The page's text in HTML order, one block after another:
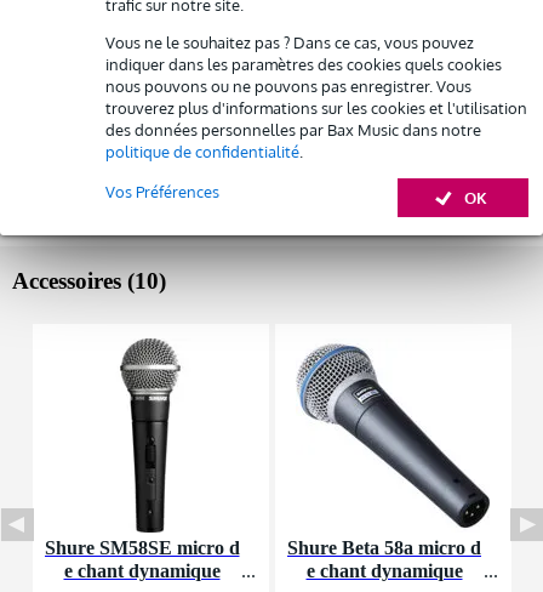
trafic sur notre site.
Vous ne le souhaitez pas ? Dans ce cas, vous pouvez
indiquer dans les paramètres des cookies quels cookies
nous pouvons ou ne pouvons pas enregistrer. Vous
trouverez plus d'informations sur les cookies et l'utilisation
des données personnelles par Bax Music dans notre
politique de confidentialité
OK
Vos Préférences
Possibilité d'acheter votre/vos produit(s) à un tarif réduit
Remplacement rapide par Bax Music en cas de défectuosité
Louez ce produit
Informations
Afficher toutes les caractéristiques du produit
Autres variantes (4)
Accessoires (10)
Shure SM58SE micro d
e chant dynamique
Shure Beta 58a micro d
e chant dynamique